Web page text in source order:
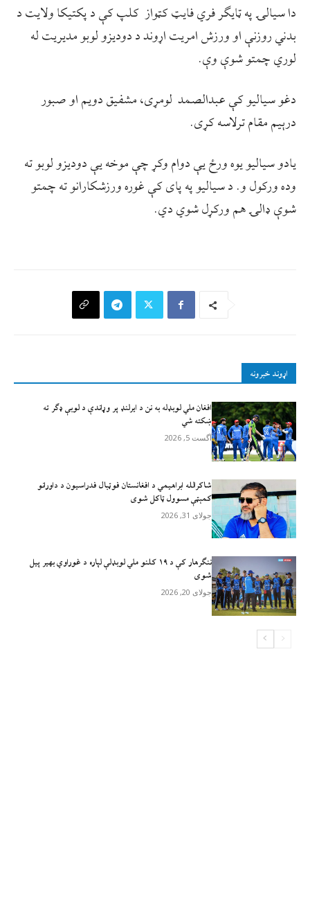
دا سیالۍ په ټایګر فري فایټ کټواز کلپ کې د پکتیکا ولایت د
بدني روزنې او ورزش امریت اړوند د دودیزو لوبو مدیریت له
لوري چمتو شوې وې.
دغو سیالیو کې عبدالصمد لومړی، مشفیق دویم او صبور
درېیم مقام ترلاسه کړی.
یادو سیالیو یوه ورځ یې دوام وکړ چې موخه یې دودیزو لوبو ته
وده ورکول و. د سیالیو په پای کې غوره ورزشکارانو ته چمتو
شوې ډالۍ هم ورکړل شوي دي.
اړوند خبرونه
افغان ملي لوبډله به نن د ايرلنډ پر وړاندې د لوبې ډګر ته
ښکته شي
آگست 5, 2026
شاکرالله ابراهیمي د افغانستان فوټبال فدراسیون د داورانو
کمېټې مسوول ټاکل شوی
جولای 31, 2026
ننګرهار کې د ۱۹ کلنو ملي لوبډلې لپاره د غوراوي بهیر پیل
شوی
جولای 20, 2026